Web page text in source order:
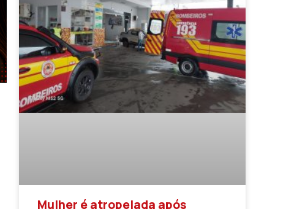
Mulher é atropelada após